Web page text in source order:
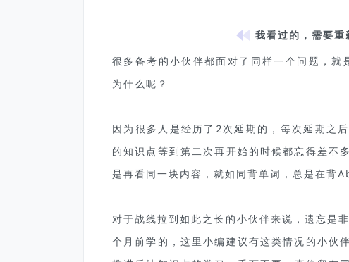
我看过的，需要重
很多备考的小伙伴都面对了同样一个问题，就
为什么呢？
因为很多人是经历了2次延期的，每次延期之
的知识点等到第二次再开始的时候都忘得差不
是再看同一块内容，就如同背单词，总是在背
对于战线拉到如此之长的小伙伴来说，遗忘是
个月前学的，这里小编建议有这类情况的小伙